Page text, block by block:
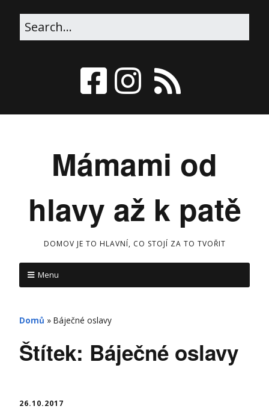
Mámami od
hlavy až k patě
DOMOV JE TO HLAVNÍ, CO STOJÍ ZA TO TVOŘIT
Menu
Domů » Báječné oslavy
Štítek: Báječné oslavy
26.10.2017